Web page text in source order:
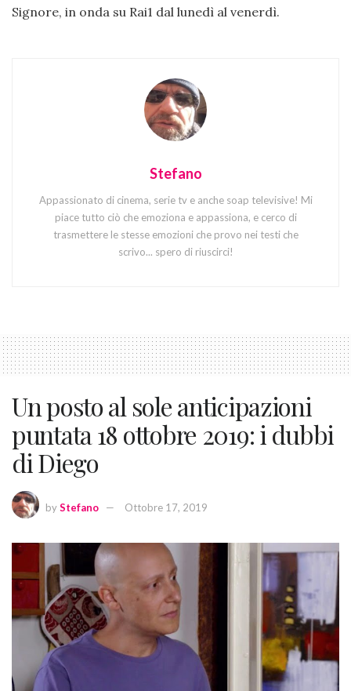
Signore, in onda su Rai1 dal lunedì al venerdì.
Stefano
Appassionato di cinema, serie tv e anche soap televisive! Mi
piace tutto ciò che emoziona e appassiona, e cerco di
trasmettere le stesse emozioni che provo nei testi che
scrivo... spero di riuscirci!
Un posto al sole anticipazioni
puntata 18 ottobre 2019: i dubbi
di Diego
byStefano Ottobre 17, 2019